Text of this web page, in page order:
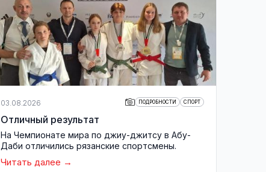
03.08.2026 ПОДРОБНОСТИ СПОРТ
Отличный результат
На Чемпионате мира по джиу-джитсу в Абу-
Даби отличились рязанские спортсмены.
Читать далее